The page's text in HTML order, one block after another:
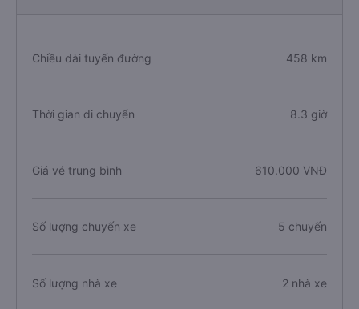
Chiều dài tuyến đường 458 km
Thời gian di chuyển 8.3 giờ
Giá vé trung bình 610.000 VNĐ
Số lượng chuyến xe 5 chuyến
Số lượng nhà xe 2 nhà xe